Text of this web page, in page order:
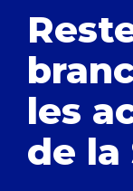
les
de la